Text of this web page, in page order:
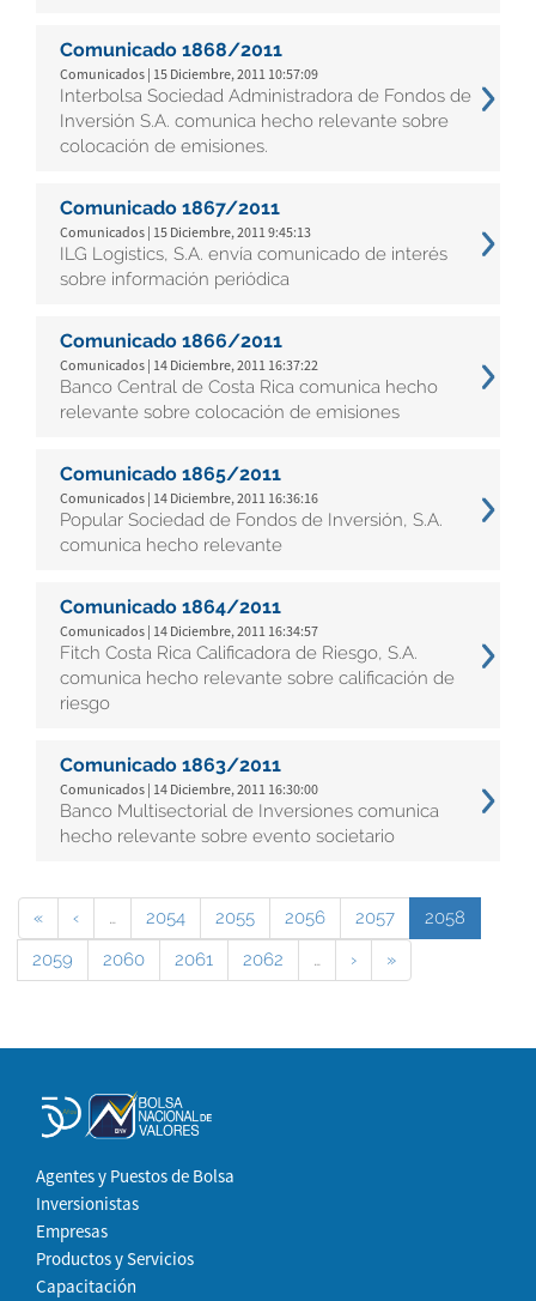
Comunicado 1868/2011
Comunicados | 15 Diciembre, 2011 10:57:09
Interbolsa Sociedad Administradora de Fondos de
Inversión S.A. comunica hecho relevante sobre
colocación de emisiones.
Comunicado 1867/2011
Comunicados | 15 Diciembre, 2011 9:45:13
ILG Logistics, S.A. envía comunicado de interés
sobre información periódica
Comunicado 1866/2011
Comunicados | 14 Diciembre, 2011 16:37:22
Banco Central de Costa Rica comunica hecho
relevante sobre colocación de emisiones
Comunicado 1865/2011
Comunicados | 14 Diciembre, 2011 16:36:16
Popular Sociedad de Fondos de Inversión, S.A.
comunica hecho relevante
Comunicado 1864/2011
Comunicados | 14 Diciembre, 2011 16:34:57
Fitch Costa Rica Calificadora de Riesgo, S.A.
comunica hecho relevante sobre calificación de
riesgo
Comunicado 1863/2011
Comunicados | 14 Diciembre, 2011 16:30:00
Banco Multisectorial de Inversiones comunica
hecho relevante sobre evento societario
« ‹ … 2054 2055 2056 2057
2058
2059
2060 2061 2062 … › »
Agentes y Puestos de Bolsa
Inversionistas
Empresas
Productos y Servicios
Capacitación